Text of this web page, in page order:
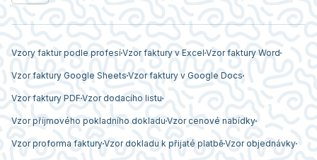
Vzory faktur podle profesíVzor faktury v Excel Vzor faktury Word
Vzor faktury Google Sheets Vzor faktury v Google Docs
Vzor faktury PDF Vzor dodacího listu
Vzor příjmového pokladního dokladu Vzor cenové nabídky
Vzor proforma fakturyVzor dokladu k přijaté platběVzor objednávky